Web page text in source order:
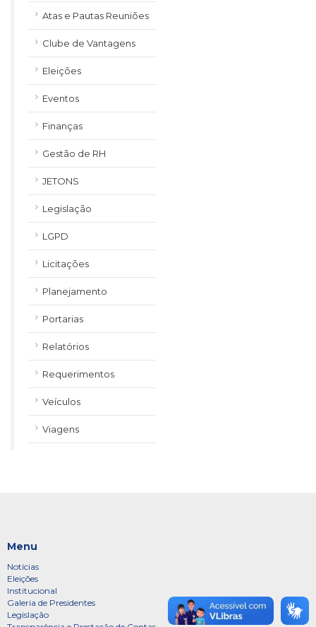
Atas e Pautas Reuniões
Clube de Vantagens
Eleições
Eventos
Finanças
Gestão de RH
JETONS
Legislação
LGPD
Licitações
Planejamento
Portarias
Relatórios
Requerimentos
Veículos
Viagens
Menu
Notícias
Eleições
Institucional
Galeria de Presidentes
Legislação